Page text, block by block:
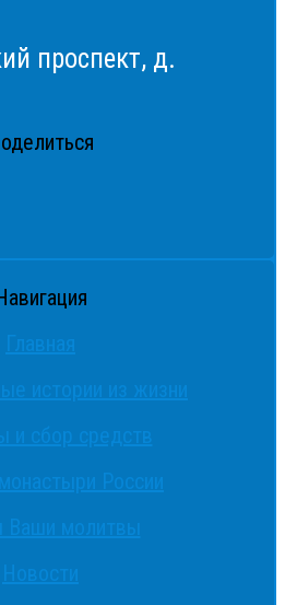
проспект, д.
Главная
истории из жизни
и сбор средств
России
Ваши молитвы
Новости